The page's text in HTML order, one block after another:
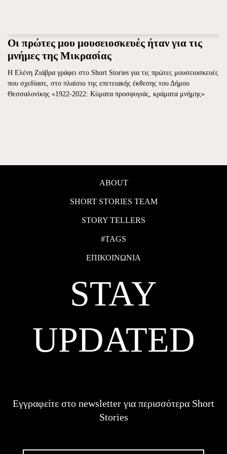
Οι πρώτες μου μουσειοσκευές ήταν για τις
μνήμες της Μικρασίας
Η Ελένη Ζιάβρα γράφει στο Short Stories για τις πρώτες μουσειοσκευές
που σχεδίασε, στο πλαίσιο της επετειακής έκθεσης του Δήμου
Θεσσαλονίκης «1922-2022: Κύματα προσφυγιάς, κράματα μνήμης»
ABOUT
SHORT STORIES TEAM
STORY TELLERS
#TAGS
ΕΠΙΚΟΙΝΩΝΙΑ
STAY
UPDATED
Εγγραφείτε στο newsletter για περισσότερα Short
Stories